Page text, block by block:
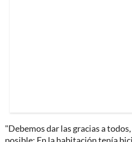
"Debemos dar las gracias a